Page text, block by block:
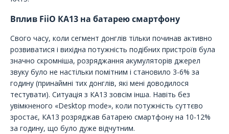
Вплив FiiO КА13 на батарею смартфону
Свого часу, коли сегмент донглів тільки починав активно
розвиватися і вихідна потужність подібних пристроїв була
значно скромніша, розряджання акумуляторів джерел
звуку було не настільки помітним і становило 3-6% за
годину (принаймні тих донглів, які мені доводилося
тестувати). Ситуація з КА13 зовсім інша. Навіть без
увімкненого «Desktop mode», коли потужність суттєво
зростає, КА13 розряджав батарею смартфону на 10-12%
за годину, що було дуже відчутним.